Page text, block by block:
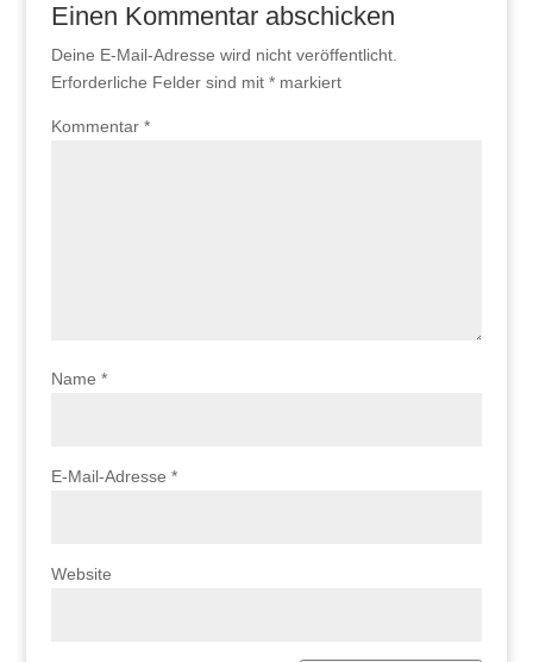
Einen Kommentar abschicken
Deine E-Mail-Adresse wird nicht veröffentlicht.
Erforderliche Felder sind mit *markiert
Kommentar *
Name *
E-Mail-Adresse *
Website